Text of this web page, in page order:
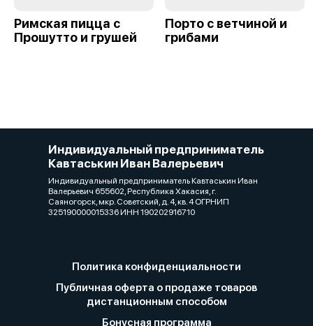
Римская пицца с
Прошутто и грушей
Порто с ветчиной и
грибами
Индивидуальный предприниматель
Кавтаськин Иван Валерьевич
Индивидуальный предприниматель Кавтаськин Иван
Валерьевич 655602, Республика Хакасия, г.
Саяногорск, мкр. Советский, д. 4, кв. 4 ОГРНИП
325190000015336 ИНН 190202916710
Политика конфиденциальности
Публичная оферта о продаже товаров
дистанционным способом
Бонусная программа